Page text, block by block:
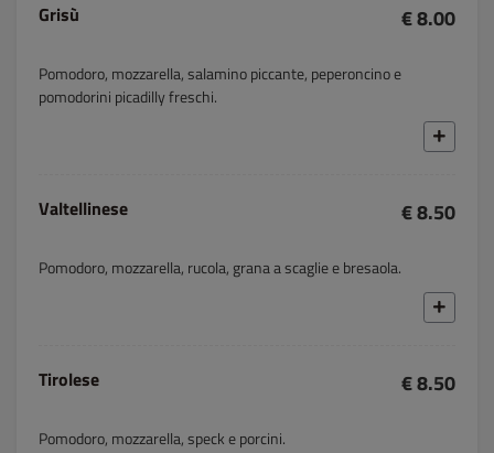
Grisù € 8.00
Pomodoro, mozzarella, salamino piccante, peperoncino e
pomodorini picadilly freschi.
Valtellinese € 8.50
Pomodoro, mozzarella, rucola, grana a scaglie e bresaola.
Tirolese € 8.50
Pomodoro, mozzarella, speck e porcini.